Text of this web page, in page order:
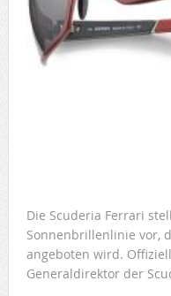
Die Scuderia Ferrari
Sonnenbrillenlinie vor,
angeboten wird.
Generaldirektor der